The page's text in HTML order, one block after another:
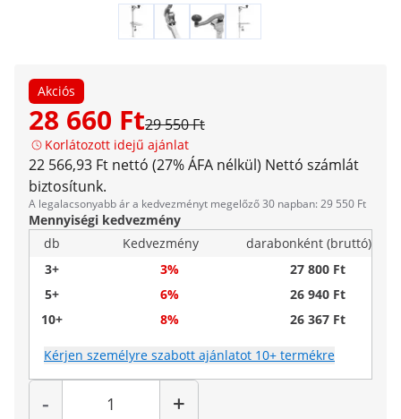
Akciós
28 660 Ft29 550 Ft
Korlátozott idejű ajánlat
22 566,93 Ft nettó (27% ÁFA nélkül) Nettó számlát
biztosítunk.
A legalacsonyabb ár a kedvezményt megelőző 30 napban: 29 550 Ft
Mennyiségi kedvezmény
db
Kedvezmény
darabonként (bruttó)
3+
3%
27 800 Ft
5+
6%
26 940 Ft
10+
8% 26 367 Ft
Kérjen személyre szabott ajánlatot 10+ termékre
-
Mennyiség
+